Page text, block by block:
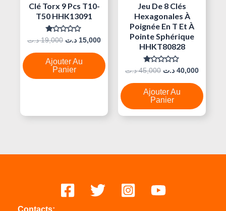
Clé Torx 9 Pcs T10-
T50 HHK13091
Note
Sur
5
19,000 د.ت 15,000 د.ت
Ajouter Au
Panier
Jeu De 8 Clés
Hexagonales À
Poignée En T Et À
Pointe Sphérique
HHKT80828
Note
Sur
5
45,000 د.ت 40,000 د.ت
Ajouter Au
Panier
Contacts: